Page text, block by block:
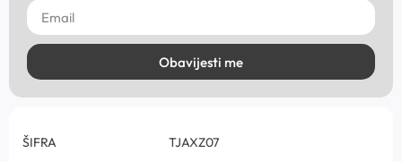
Obavijesti me
ŠIFRA
TJAXZ07